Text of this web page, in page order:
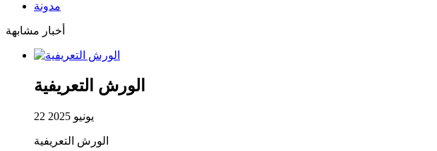
مدونة
أخبار مشابهة
الورش التعريفية
22 يونيو 2025
الورش التعريفية